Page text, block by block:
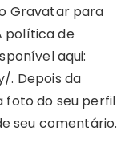
Gravatar para
política de
aqui:
Depois da
foto do seu perfil
seu comentário.